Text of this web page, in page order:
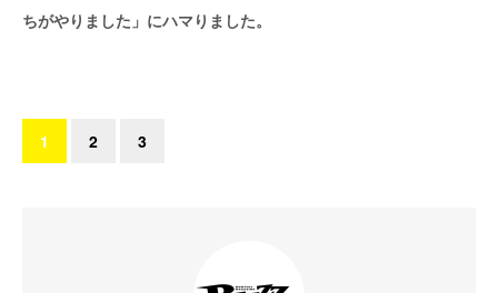
ちがやりました」にハマりました。
1 2 3